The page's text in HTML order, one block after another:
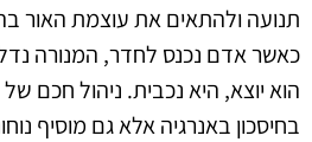
תנועה ולהתאים את עוצמת האור
כאשר אדם נכנס לחדר, המנורה
הוא יוצא, היא נכבית. ניהול חכם
בחיסכון באנרגיה אלא גם מוסיף